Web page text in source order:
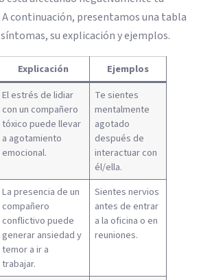
continuación, presentamos una tabla
su explicación y ejemplos.
Explicación
Ejemplos
El estrés de lidiar
con un compañero
tóxico puede llevar
a agotamiento
emocional.
Te sientes
mentalmente
agotado
después de
interactuar con
él/ella.
La presencia de un
compañero
conflictivo puede
generar ansiedad y
temor a ir a
trabajar.
Sientes nervios
antes de entrar
a la oficina o en
reuniones.